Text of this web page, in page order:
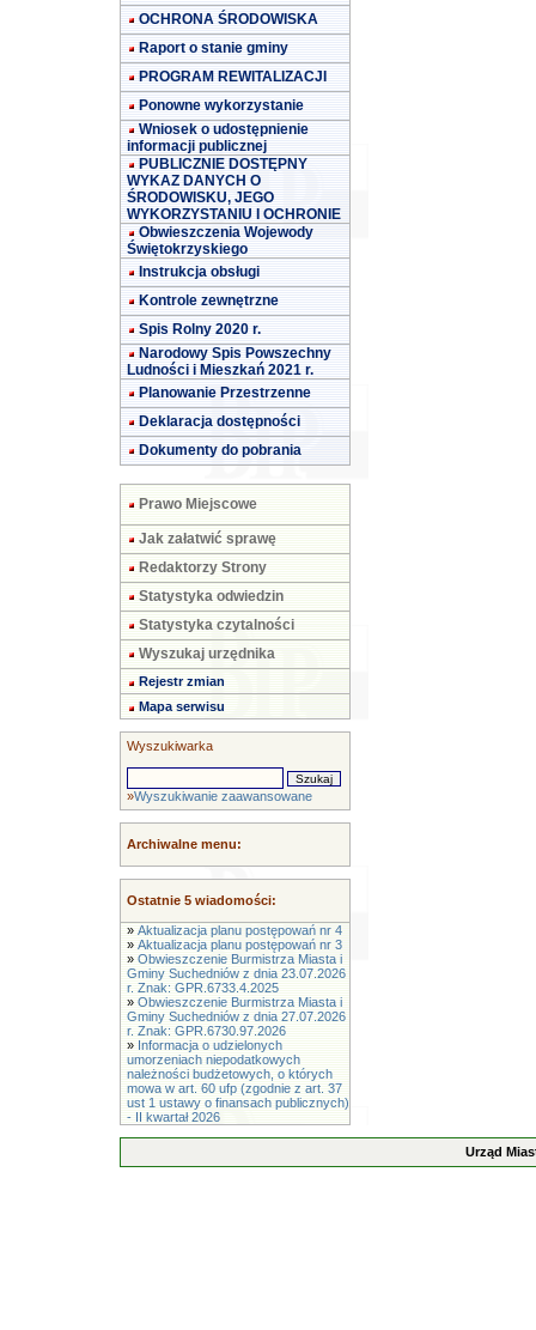
OCHRONA ŚRODOWISKA
Raport o stanie gminy
PROGRAM REWITALIZACJI
Ponowne wykorzystanie
Wniosek o udostępnienie
informacji publicznej
PUBLICZNIE DOSTĘPNY
WYKAZ DANYCH O
ŚRODOWISKU, JEGO
WYKORZYSTANIU I OCHRONIE
Obwieszczenia Wojewody
Świętokrzyskiego
Instrukcja obsługi
Kontrole zewnętrzne
Spis Rolny 2020 r.
Narodowy Spis Powszechny
Ludności i Mieszkań 2021 r.
Planowanie Przestrzenne
Deklaracja dostępności
Dokumenty do pobrania
Prawo Miejscowe
Jak załatwić sprawę
Redaktorzy Strony
Statystyka odwiedzin
Statystyka czytalności
Wyszukaj urzędnika
Rejestr zmian
Mapa serwisu
Wyszukiwarka
»Wyszukiwanie zaawansowane
Archiwalne menu:
Ostatnie 5 wiadomości:
» Aktualizacja planu postępowań nr 4
» Aktualizacja planu postępowań nr 3
» Obwieszczenie Burmistrza Miasta i
Gminy Suchedniów z dnia 23.07.2026
r. Znak: GPR.6733.4.2025
» Obwieszczenie Burmistrza Miasta i
Gminy Suchedniów z dnia 27.07.2026
r. Znak: GPR.6730.97.2026
» Informacja o udzielonych
umorzeniach niepodatkowych
należności budżetowych, o których
mowa w art. 60 ufp (zgodnie z art. 37
ust 1 ustawy o finansach publicznych)
- II kwartał 2026
Urząd